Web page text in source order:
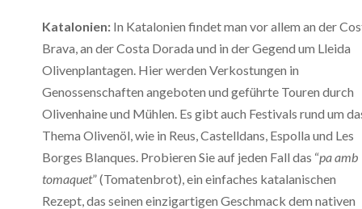
Katalonien: In Katalonien findet man vor allem an der
Brava, an der Costa Dorada und in der Gegend um Lleida
Olivenplantagen. Hier werden Verkostungen in
Genossenschaften angeboten und geführte Touren durch
Olivenhaine und Mühlen. Es gibt auch Festivals rund um
Thema Olivenöl, wie in Reus, Castelldans, Espolla und Les
Borges Blanques. Probieren Sie auf jeden Fall das “pa amb
tomaquet” (Tomatenbrot), ein einfaches katalanischen
Rezept, das seinen einzigartigen Geschmack dem nativen